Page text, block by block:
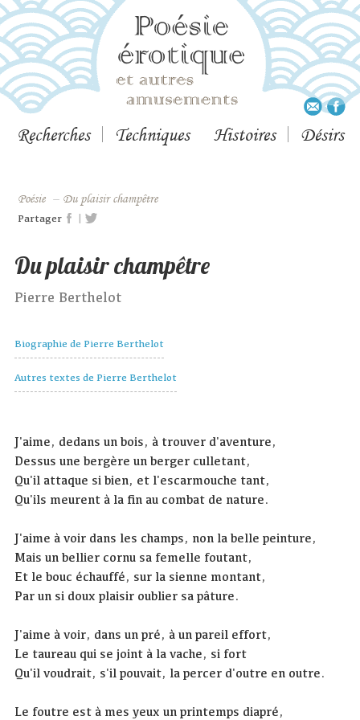
Recherches Techniques Histoires Désirs
Poésie – Du plaisir champêtre
Partager |
Du plaisir champêtre
Pierre Berthelot
Biographie de Pierre Berthelot
Autres textes de Pierre Berthelot
J'aime, dedans un bois, à trouver d'aventure,
Dessus une bergère un berger culletant,
Qu'il attaque si bien, et l'escarmouche tant,
Qu'ils meurent à la fin au combat de nature.
J'aime à voir dans les champs, non la belle peinture,
Mais un bellier cornu sa femelle foutant,
Et le bouc échauffé, sur la sienne montant,
Par un si doux plaisir oublier sa pâture.
J'aime à voir, dans un pré, à un pareil effort,
Le taureau qui se joint à la vache, si fort
Qu'il voudrait, s'il pouvait, la percer d'outre en outre.
Le foutre est à mes yeux un printemps diapré,